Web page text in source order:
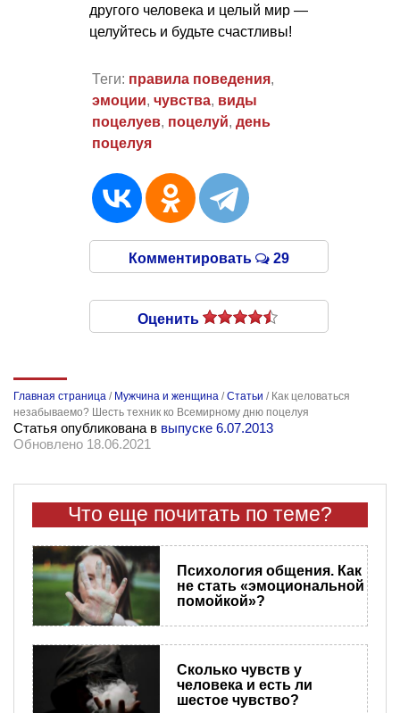
другого человека и целый мир —
целуйтесь и будьте счастливы!
Теги: правила поведения,
эмоции, чувства, виды
поцелуев, поцелуй, день
поцелуя
Комментировать 29
Оценить
Главная страница / Мужчина и женщина /Статьи / Как целоваться
незабываемо? Шесть техник ко Всемирному дню поцелуя
Статья опубликована в выпуске 6.07.2013
Обновлено 18.06.2021
Что еще почитать по теме?
Психология общения. Как
не стать «эмоциональной
помойкой»?
Сколько чувств у
человека и есть ли
шестое чувство?